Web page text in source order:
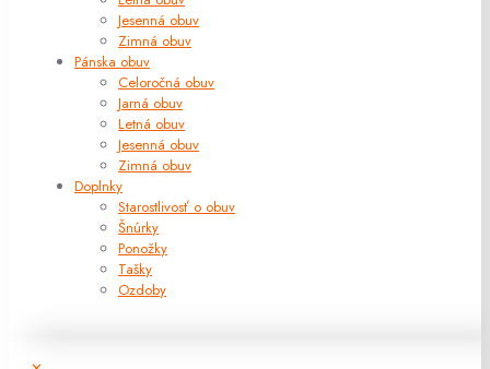
Jesenná obuv
Zimná obuv
Pánska obuv
Celoročná obuv
Jarná obuv
Letná obuv
Jesenná obuv
Zimná obuv
Doplnky
Starostlivosť o obuv
Šnúrky
Ponožky
Tašky
Ozdoby